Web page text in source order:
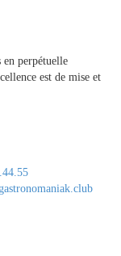
en perpétuelle
est de mise et